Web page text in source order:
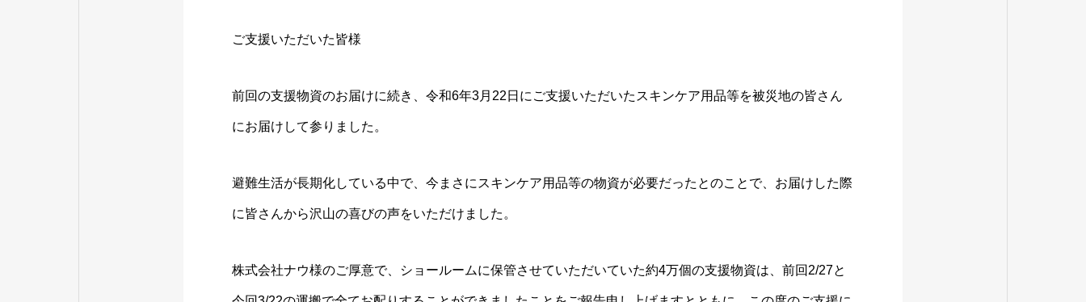
ご⽀援いただいた皆様
前回の⽀援物資のお届けに続き、令和6年3⽉22⽇にご⽀援いただいたスキンケア⽤品等を被災地の皆さん
にお届けして参りました。
避難⽣活が⻑期化している中で、今まさにスキンケア⽤品等の物資が必要だったとのことで、お届けした際
に皆さんから沢⼭の喜びの声をいただけました。
株式会社ナウ様のご厚意で、ショールームに保管させていただいていた約4万個の⽀援物資は、前回2/27と